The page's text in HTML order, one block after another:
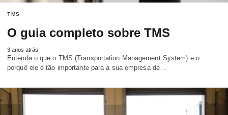
TMS
O guia completo sobre TMS
3 anos atrás
Entenda o que o TMS (Transportation Management System) e o
porquê ele é tão importante para a sua empresa de…